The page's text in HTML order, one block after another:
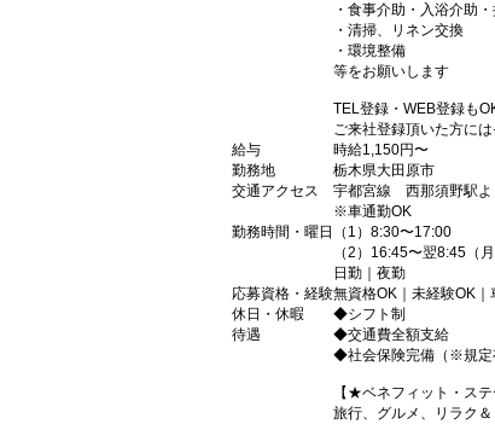
・食事介助・入浴介助
・清掃、リネン交換
・環境整備
等をお願いします
TEL登録・WEB登録も
ご来社登録頂いた方に
給与
時給1,150円〜
勤務地
栃木県大田原市
交通アクセス
宇都宮線 西那須野駅よ
※車通勤OK
勤務時間・曜日
（1）8:30〜17:00
（2）16:45〜翌8:45（
日勤｜夜勤
応募資格・経験無資格OK｜未経験OK
休日・休暇
◆シフト制
待遇
◆交通費全額支給
◆社会保険完備（※規定
【★ベネフィット・ス
旅行、グルメ、リラク